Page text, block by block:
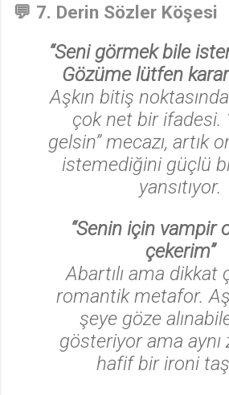
💬 7. Derin Sözler Köşesi
“Seni görmek bile
Gözüme lütfen
Aşkın bitiş
çok net bir ifadesi.
gelsin” mecazı, artık
istemediğini güçlü
yansıtıyor.
“Senin için vampir
çekerim”
Abartılı ama dikkat
romantik metafor.
şeye göze
gösteriyor ama aynı
hafif bir ironi
♩